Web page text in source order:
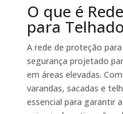
O que é
para
A rede de proteção
segurança projetado
em áreas elevadas.
varandas, sacadas e
essencial para garantir